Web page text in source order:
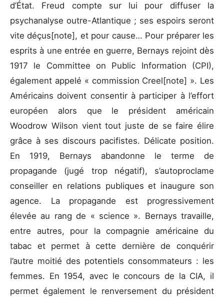
d’État. Freud compte sur lui pour diffuser la
psychanalyse outre-Atlantique ; ses espoirs seront
vite déçus[note], et pour cause… Pour préparer les
esprits à une entrée en guerre, Bernays rejoint dès
1917 le Committee on Public Information (CPI),
également appelé « commission Creel[note] ». Les
Américains doivent consentir à participer à l’effort
européen alors que le président américain
Woodrow Wilson vient tout juste de se faire élire
grâce à ses discours pacifistes. Délicate position.
En 1919, Bernays abandonne le terme de
propagande (jugé trop négatif), s’autoproclame
conseiller en relations publiques et inaugure son
agence. La propagande est progressivement
élevée au rang de « science ». Bernays travaille,
entre autres, pour la compagnie américaine du
tabac et permet à cette dernière de conquérir
l’autre moitié des potentiels consommateurs : les
femmes. En 1954, avec le concours de la CIA, il
permet également le renversement du président